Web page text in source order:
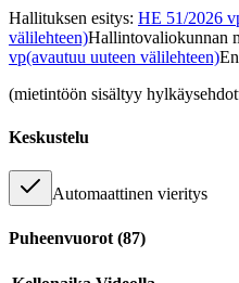
Hallituksen esitys: HE 51/2026
välilehteen)Hallintovaliokunnan
vp(avautuu uuteen välilehteen)
(mietintöön sisältyy
Keskustelu
Automaattinen vieritys
Puheenvuorot (87)